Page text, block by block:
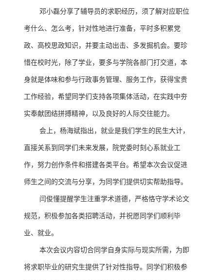
邓小磊分享了辅导员的求职经历，须了解对应职位
考什么、怎么考，针对性地进行准备，平时多积累党
政、高校思政知识，并要主动出击、多发掘机会。要珍
惜在校时光，除了学业，要多与学院各部门打交道，本
身就是体味和参与行政事务管理、服务工作，获得宝贵
工作经验，希望同学们支持各项集体活动，在实践中夯
实奉献团结拼搏精神，以及良好的人际交往能力。
会上，杨海斌指出，就业是我们学生的民生大计，
直接关系到同学们未来发展，院党委时刻心系就业工
作，努力创作条件和搭建各类平台。希望本次会议促进
师生之间的交流与分享，为同学们提供切实帮助指导。
闫俊懂提醒学生注重学术道德，严格恪守学术论文
规范，积极参加各类招聘活动，并祝愿同学们顺利毕
业、就业。
本次会议内容切合同学自身实际与现实所需，为即
将求职毕业的研究生提供了针对性指导。同学们积极参